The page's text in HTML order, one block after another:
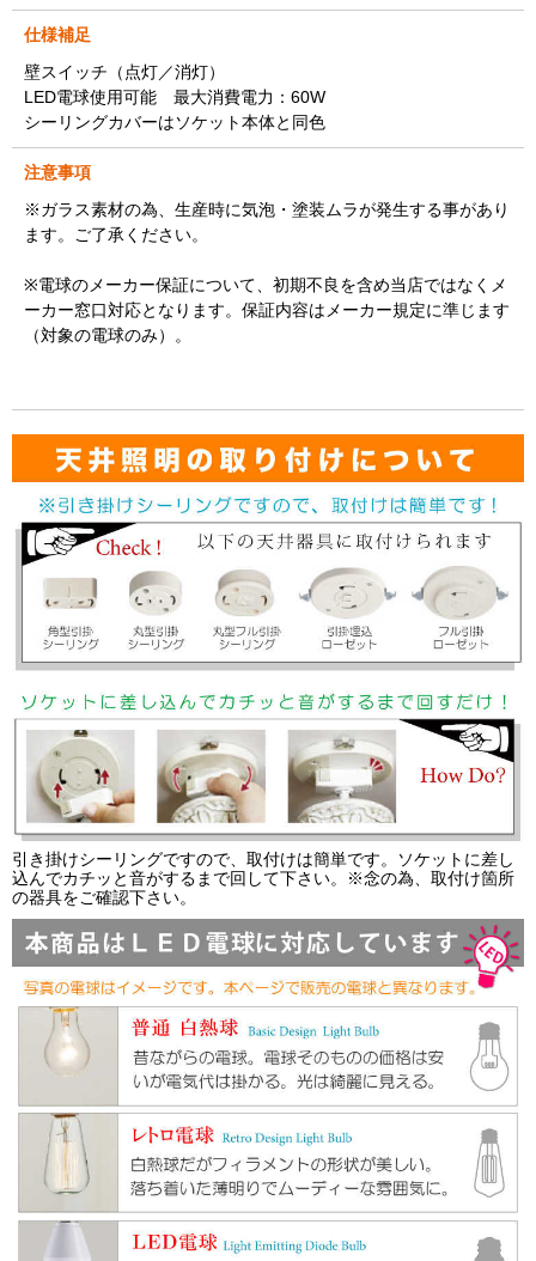
仕様補足
壁スイッチ（点灯／消灯）
LED電球使用可能 最大消費電力：60W
シーリングカバーはソケット本体と同色
注意事項
※ガラス素材の為、生産時に気泡・塗装ムラが発生する事があり
ます。ご了承ください。
※電球のメーカー保証について、初期不良を含め当店ではなくメ
ーカー窓口対応となります。保証内容はメーカー規定に準じます
（対象の電球のみ）。
引き掛けシーリングですので、取付けは簡単です。ソケットに差し
込んでカチッと音がするまで回して下さい。※念の為、取付け箇所
の器具をご確認下さい。